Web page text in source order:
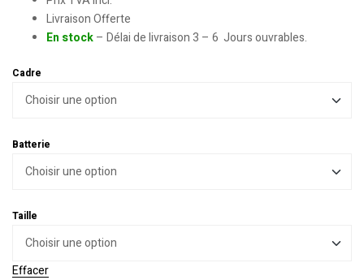
Livraison Offerte
En stock– Délai de livraison 3 – 6 Jours ouvrables.
Cadre
Batterie
Taille
Effacer